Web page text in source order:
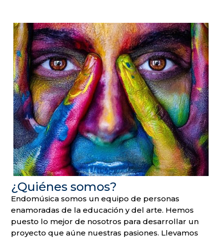
¿Quiénes somos?
Endomúsica somos un equipo de personas
enamoradas de la educación y del arte. Hemos
puesto lo mejor de nosotros para desarrollar un
proyecto que aúne nuestras pasiones. Llevamos